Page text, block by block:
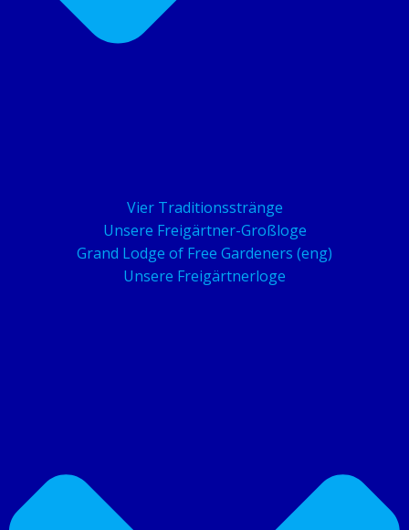
Vier Traditionsstränge
Unsere Freigärtner-Großloge
Grand Lodge of Free Gardeners (eng)
Unsere Freigärtnerloge